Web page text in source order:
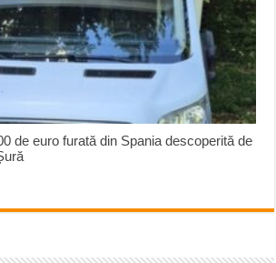
de euro furată din Spania descoperită de